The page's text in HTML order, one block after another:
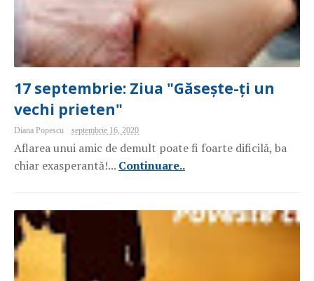
17 septembrie: Ziua "Găsește-ți un
vechi prieten"
Diana Popescu septembrie 16, 2020
Aflarea unui amic de demult poate fi foarte dificilă, ba
chiar exasperantă!... Continuare..